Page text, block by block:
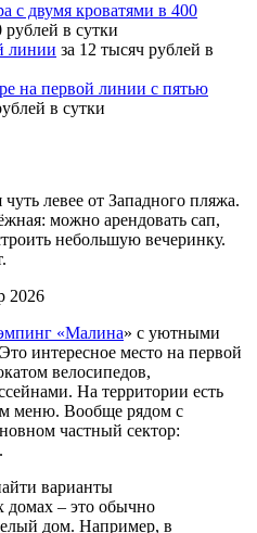
с двумя кроватями в 400
рублей в сутки
линии за 12 тысяч рублей в
на первой линии с пятью
в сутки
левее от Западного пляжа.
можно арендовать сап,
небольшую вечеринку.
«Малина» с уютными
интересное место на первой
велосипедов,
На территории есть
меню. Вообще рядом с
частный сектор:
варианты
домах – это обычно
дом. Например, в